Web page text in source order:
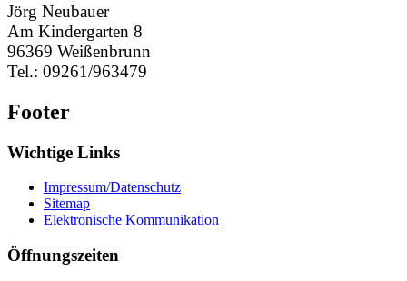
Jörg Neubauer
Am Kindergarten 8
96369 Weißenbrunn
Tel.: 09261/963479
Footer
Wichtige Links
Impressum/Datenschutz
Sitemap
Elektronische Kommunikation
Öffnungszeiten